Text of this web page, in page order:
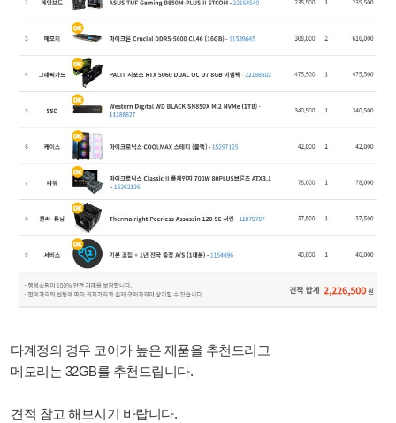
다계정의 경우 코어가 높은 제품을 추천드리고
메모리는 32GB를 추천드립니다.
견적 참고 해보시기 바랍니다.